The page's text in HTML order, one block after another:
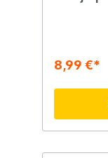
8,99 €*